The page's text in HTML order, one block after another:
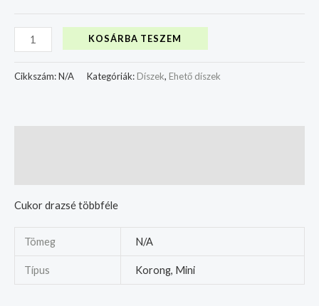
KOSÁRBA TESZEM
Cikkszám:N/A Kategóriák: Díszek, Ehető díszek
Cukor drazsé többféle
Tömeg N/A
Típus Korong, Mini